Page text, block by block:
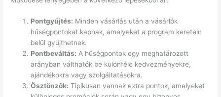
Pontgyűjtés: Minden vásárlás után a vásárlók
hűségpontokat kapnak, amelyeket a program keretein
belül gyűjthetnek.
Pontbeváltás: A hűségpontok egy meghatározott
arányban válthatók be különféle kedvezményekre,
ajándékokra vagy szolgáltatásokra.
Ösztönzők: Tipikusan vannak extra pontok, amelyeket